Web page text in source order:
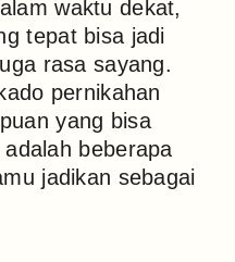
waktu dekat,
tepat bisa jadi
rasa sayang.
pernikahan
yang bisa
beberapa
jadikan sebagai